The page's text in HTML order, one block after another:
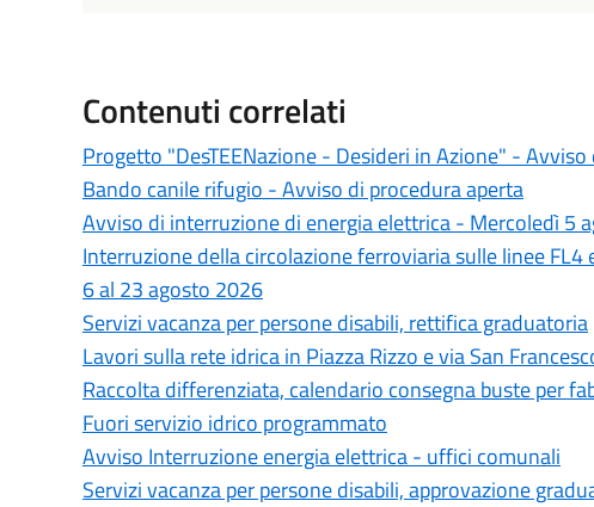
Contenuti correlati
Progetto "DesTEENazione - Desideri in Azione" -
Bando canile rifugio - Avviso di procedura aperta
Avviso di interruzione di energia elettrica - Mercoledì 5
Interruzione della circolazione ferroviaria sulle linee
6 al 23 agosto 2026
Servizi vacanza per persone disabili, rettifica graduatoria
Lavori sulla rete idrica in Piazza Rizzo e via San
Raccolta differenziata, calendario consegna buste per
Fuori servizio idrico programmato
Avviso Interruzione energia elettrica - uffici comunali
Servizi vacanza per persone disabili, approvazione